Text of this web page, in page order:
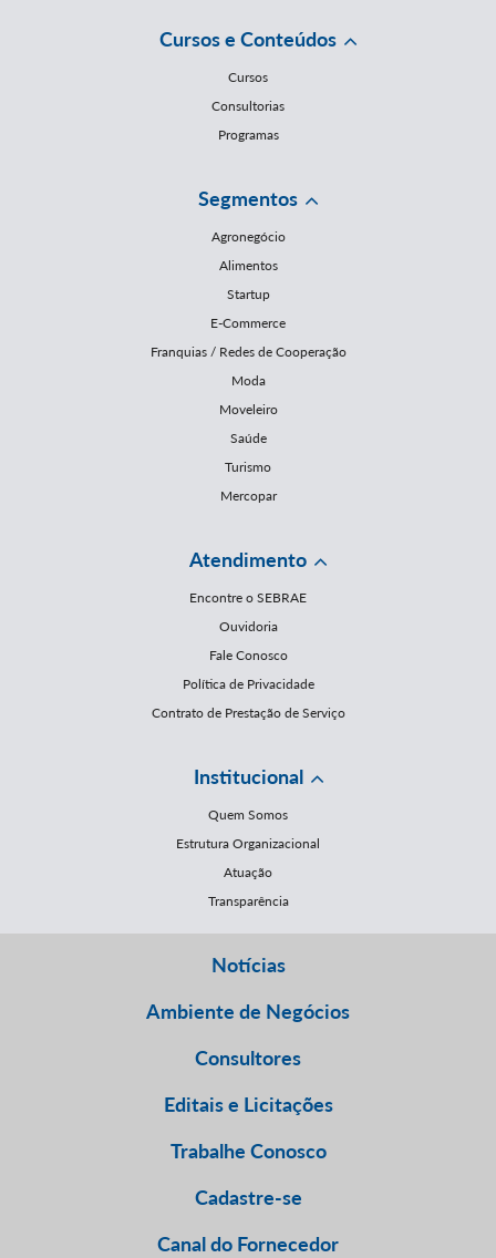
Cursos e Conteúdos
Cursos
Consultorias
Programas
Segmentos
Agronegócio
Alimentos
Startup
E-Commerce
Franquias / Redes de Cooperação
Moda
Moveleiro
Saúde
Turismo
Mercopar
Atendimento
Encontre o SEBRAE
Ouvidoria
Fale Conosco
Política de Privacidade
Contrato de Prestação de Serviço
Institucional
Quem Somos
Estrutura Organizacional
Atuação
Transparência
Notícias
Ambiente de Negócios
Consultores
Editais e Licitações
Trabalhe Conosco
Cadastre-se
Canal do Fornecedor